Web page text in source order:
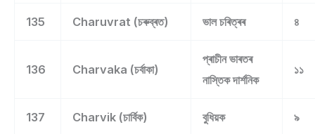
135 Charuvrat (চৰুব্ৰত) ভাল চৰিত্ৰৰ ৪
136 Charvaka (চৰ্বাকা)
প্ৰাচীন ভাৰতৰ
নাস্তিক দাৰ্শনিক
১১
137 Charvik (চাৰ্বিক) বুধিয়ক ৯